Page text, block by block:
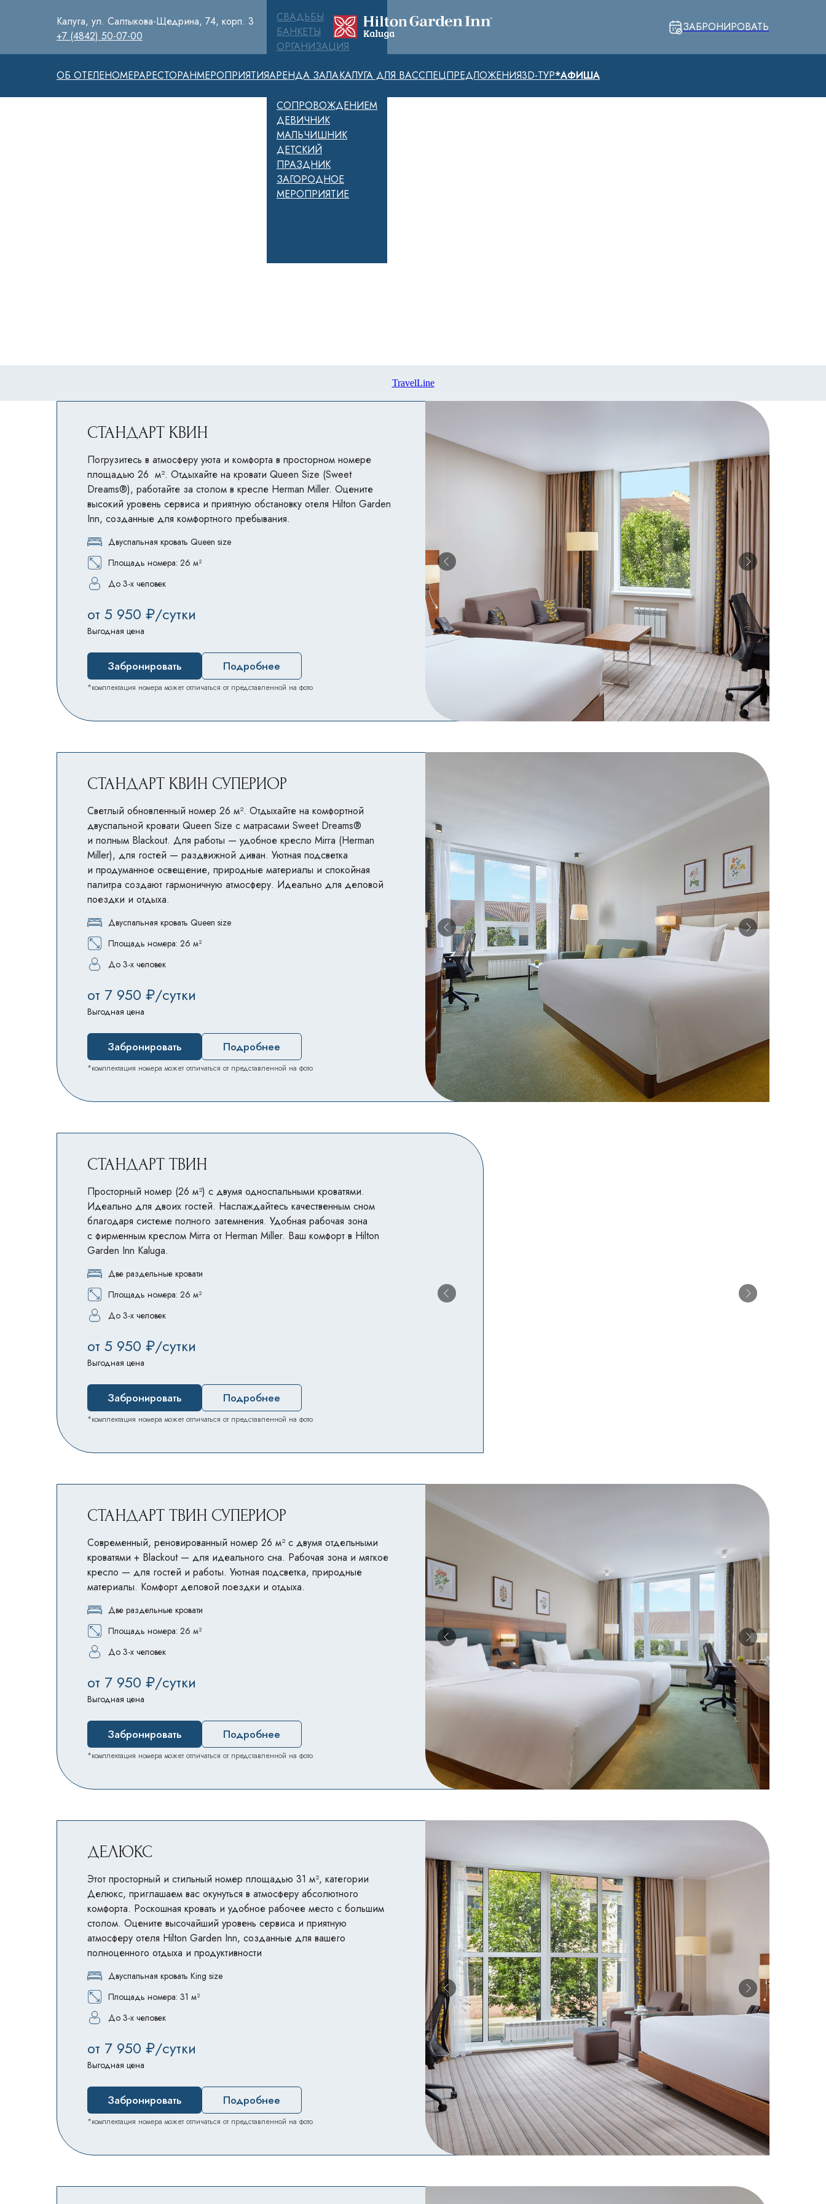
ОБ ОТЕЛЕНОМЕРАРЕСТОРАНМЕРОПРИЯТИЯАРЕНДА ЗАЛАКАЛУГА ДЛЯ ВАССПЕЦПРЕДЛОЖЕНИЯ3D-ТУР*АФИША
+7 (4842) 50-07-00
Калуга, ул. Салтыкова-Щедрина, 74, корп. 3 ЗАБРОНИРОВАТЬ
СВАДЬБЫ
БАНКЕТЫ
ОРГАНИЗАЦИЯ
«ПОД КЛЮЧ» С
СОПРОВОЖДЕНИЕМ
ДЕВИЧНИК
МАЛЬЧИШНИК
ДЕТСКИЙ
ПРАЗДНИК
ЗАГОРОДНОЕ
МЕРОПРИЯТИЕ
TravelLine
СТАНДАРТ КВИН
Погрузитесь в атмосферу уюта и комфорта в просторном номере
площадью 26 м². Отдыхайте на кровати Queen Size (Sweet
Dreams®), работайте за столом в кресле Herman Miller. Оцените
высокий уровень сервиса и приятную обстановку отеля Hilton Garden
Inn, созданные для комфортного пребывания.
Двуспальная кровать Queen size
Площадь номера: 26 м²
До 3-х человек
от 5 950 ₽/сутки
Выгодная цена
Забронировать Подробнее
*комплектация номера может отличаться от представленной на фото
СТАНДАРТ КВИН СУПЕРИОР
Светлый обновленный номер 26 м². Отдыхайте на комфортной
двуспальной кровати Queen Size с матрасами Sweet Dreams®
и полным Blackout. Для работы — удобное кресло Mirra (Herman
Miller), для гостей — раздвижной диван. Уютная подсветка
и продуманное освещение, природные материалы и спокойная
палитра создают гармоничную атмосферу. Идеально для деловой
поездки и отдыха.
Двуспальная кровать Queen size
Площадь номера: 26 м²
До 3-х человек
от 7 950 ₽/сутки
Выгодная цена
Забронировать Подробнее
*комплектация номера может отличаться от представленной на фото
СТАНДАРТ ТВИН
Просторный номер (26 м²) с двумя односпальными кроватями.
Идеально для двоих гостей. Наслаждайтесь качественным сном
благодаря системе полного затемнения. Удобная рабочая зона
с фирменным креслом Mirra от Herman Miller. Ваш комфорт в Hilton
Garden Inn Kaluga.
Две раздельные кровати
Площадь номера: 26 м²
До 3-х человек
от 5 950 ₽/сутки
Выгодная цена
Забронировать Подробнее
*комплектация номера может отличаться от представленной на фото
СТАНДАРТ ТВИН СУПЕРИОР
Современный, реновированный номер 26 м² с двумя отдельными
кроватями + Blackout — для идеального сна. Рабочая зона и мягкое
кресло — для гостей и работы. Уютная подсветка, природные
материалы. Комфорт деловой поездки и отдыха.
Две раздельные кровати
Площадь номера: 26 м²
До 3-х человек
от 7 950 ₽/сутки
Выгодная цена
Забронировать Подробнее
*комплектация номера может отличаться от представленной на фото
ДЕЛЮКС
Этот просторный и стильный номер площадью 31 м², категории
Делюкс, приглашаем вас окунуться в атмосферу абсолютного
комфорта. Роскошная кровать и удобное рабочее место с большим
столом. Оцените высочайший уровень сервиса и приятную
атмосферу отеля Hilton Garden Inn, созданные для вашего
полноценного отдыха и продуктивности
Двуспальная кровать King size
Площадь номера: 31 м²
До 3-х человек
от 7 950 ₽/сутки
Выгодная цена
Забронировать Подробнее
*комплектация номера может отличаться от представленной на фото